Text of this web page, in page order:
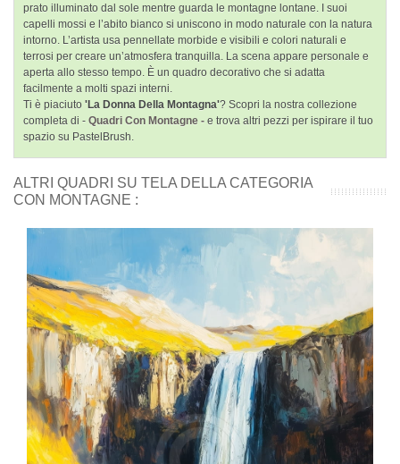
prato illuminato dal sole mentre guarda le montagne lontane. I suoi
capelli mossi e l’abito bianco si uniscono in modo naturale con la natura
intorno. L’artista usa pennellate morbide e visibili e colori naturali e
terrosi per creare un’atmosfera tranquilla. La scena appare personale e
aperta allo stesso tempo. È un quadro decorativo che si adatta
facilmente a molti spazi interni.
Ti è piaciuto 'La Donna Della Montagna'? Scopri la nostra collezione
completa di - Quadri Con Montagne - e trova altri pezzi per ispirare il tuo
spazio su PastelBrush.
ALTRI QUADRI SU TELA DELLA CATEGORIA
CON MONTAGNE :